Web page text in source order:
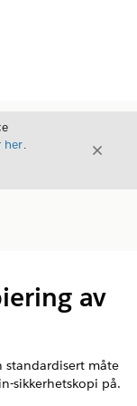
her.
Avslutt
av
standardisert måte
sikkerhetskopi på.